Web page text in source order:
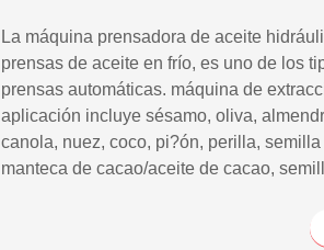
La máquina prensadora de aceite
prensas de aceite en frío, es uno de los
prensas automáticas. máquina de
aplicación incluye sésamo, oliva,
canola, nuez, coco, pi?ón, perilla,
manteca de cacao/aceite de cacao,